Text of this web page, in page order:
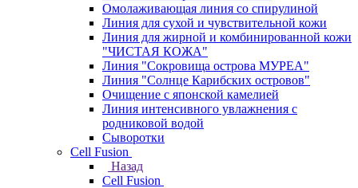
Омолаживающая линия со спирулиной
Линия для сухой и чувствительной кожи
Линия для жирной и комбинированной кожи
"ЧИСТАЯ КОЖА"
Линия "Сокровища острова МУРЕА"
Линия "Солнце Карибских островов"
Очищение с японской камелией
Линия интенсивного увлажнения с
родниковой водой
Сыворотки
Cell Fusion
Назад
Cell Fusion